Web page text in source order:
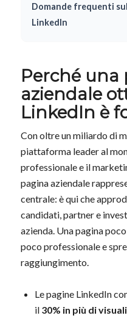
Domande frequenti
LinkedIn
Perché una
aziendale
LinkedIn è
Con oltre un miliardo di
piattaforma leader al
professionale e il
pagina aziendale
centrale: è qui che
candidati, partner e
azienda. Una pagina
poco professionale e
raggiungimento.
Le pagine LinkedIn
il 30% in più di